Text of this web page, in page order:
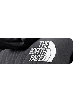
vücut
önemli
ve kan
[…]